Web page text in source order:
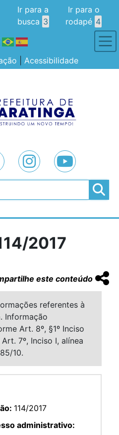
Ir para a
busca 3
Ir para o
rodapé 4
Acessibilidade
2017
este conteúdo
referentes à
Informação
Art. 8º, §1º Inciso
7º, Inciso I, alínea
10.
114/2017
administrativo: